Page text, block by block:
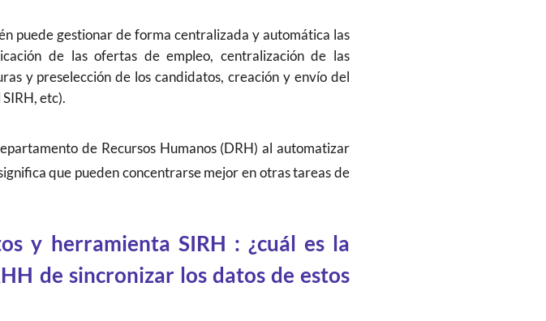
puede gestionar de forma centralizada y automática las
de las ofertas de empleo, centralización de las
y preselección de los candidatos, creación y envío del
etc).
de Recursos Humanos (DRH) al automatizar
que pueden concentrarse mejor en otras tareas de
y herramienta SIRH : ¿cuál es la
de sincronizar los datos de estos